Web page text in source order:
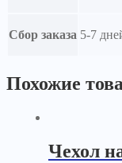
Сбор заказа 5-7
Похожие
Чехол